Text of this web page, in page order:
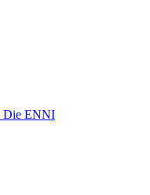
Die ENNI